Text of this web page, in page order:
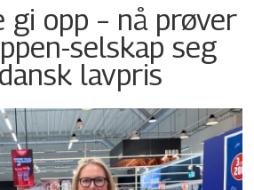
opp – nå prøver
selskap seg
lavpris